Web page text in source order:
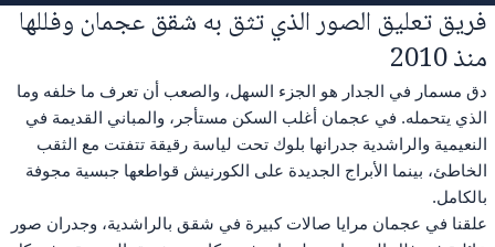
فريق تعليق الصور الذي تثق به شقق عجمان وفللها
منذ 2010
دق مسمار في الجدار هو الجزء السهل، والصعب أن تعرف ما خلفه وما
الذي يتحمله. في عجمان أغلب السكن مستأجر، والمباني القديمة في
النعيمية والراشدية جدرانها بلوك تحت لياسة رقيقة تتفتت مع الثقب
الخاطئ، بينما الأبراج الجديدة على الكورنيش قواطعها جبسية مجوفة
بالكامل.
علقنا في عجمان مرايا صالات كبيرة في شقق بالراشدية، وجدران صور